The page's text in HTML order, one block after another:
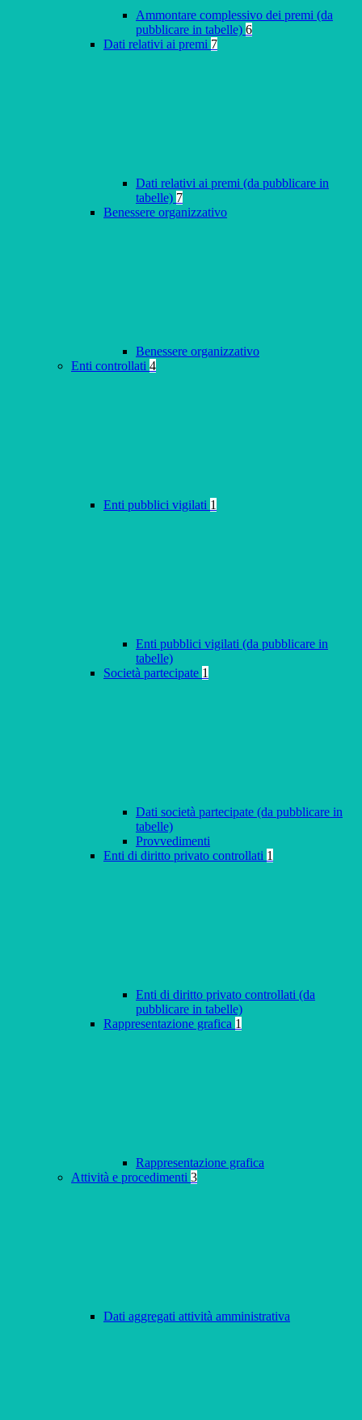
Ammontare complessivo dei premi (da
pubblicare in tabelle) 6
Dati relativi ai premi 7
Dati relativi ai premi (da pubblicare in
tabelle) 7
Benessere organizzativo
Benessere organizzativo
Enti controllati 4
Enti pubblici vigilati 1
Enti pubblici vigilati (da pubblicare in
tabelle)
Società partecipate 1
Dati società partecipate (da pubblicare in
tabelle)
Provvedimenti
Enti di diritto privato controllati 1
Enti di diritto privato controllati (da
pubblicare in tabelle)
Rappresentazione grafica 1
Rappresentazione grafica
Attività e procedimenti 3
Dati aggregati attività amministrativa